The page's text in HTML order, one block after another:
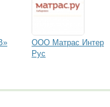
ООО Матрас Интер
Рус